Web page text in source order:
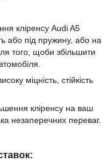
кліренсу Audi A5
або під пружину, або на
того, щоби збільшити
міцність, стійкість
кліренсу на ваш
незаперечних переваг.